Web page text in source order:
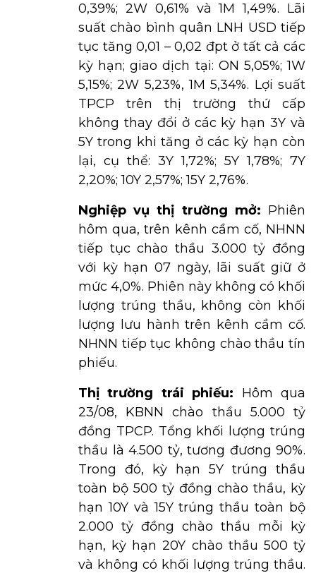
0,39%; 2W 0,61% và 1M 1,49%. Lãi
suất chào bình quân LNH USD tiếp
tục tăng 0,01 – 0,02 đpt ở tất cả các
kỳ hạn; giao dịch tại: ON 5,05%; 1W
5,15%; 2W 5,23%, 1M 5,34%. Lợi suất
TPCP trên thị trường thứ cấp
không thay đổi ở các kỳ hạn 3Y và
5Y trong khi tăng ở các kỳ hạn còn
lại, cụ thể: 3Y 1,72%; 5Y 1,78%; 7Y
2,20%; 10Y 2,57%; 15Y 2,76%.
Nghiệp vụ thị trường mở: Phiên
hôm qua, trên kênh cầm cố, NHNN
tiếp tục chào thầu 3.000 tỷ đồng
với kỳ hạn 07 ngày, lãi suất giữ ở
mức 4,0%. Phiên này không có khối
lượng trúng thầu, không còn khối
lượng lưu hành trên kênh cầm cố.
NHNN tiếp tục không chào thầu tín
phiếu.
Thị trường trái phiếu: Hôm qua
23/08, KBNN chào thầu 5.000 tỷ
đồng TPCP. Tổng khối lượng trúng
thầu là 4.500 tỷ, tương đương 90%.
Trong đó, kỳ hạn 5Y trúng thầu
toàn bộ 500 tỷ đồng chào thầu, kỳ
hạn 10Y và 15Y trúng thầu toàn bộ
2.000 tỷ đồng chào thầu mỗi kỳ
hạn, kỳ hạn 20Y chào thầu 500 tỷ
và không có khối lượng trúng thầu.